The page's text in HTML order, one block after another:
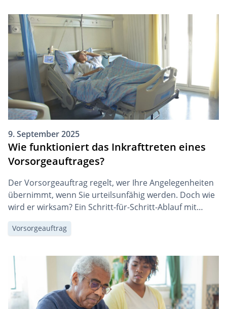
9. September 2025
Wie funktioniert das Inkrafttreten eines
Vorsorgeauftrages?
Der Vorsorgeauftrag regelt, wer Ihre Angelegenheiten
übernimmt, wenn Sie urteilsunfähig werden. Doch wie
wird er wirksam? Ein Schritt-für-Schritt-Ablauf mit
konkretem Fallbeispiel zeigt, wie das Inkrafttreten
funktioniert.
Vorsorgeauftrag